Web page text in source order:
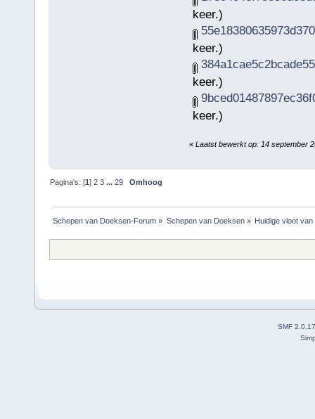
keer.)
keer.)
keer.)
keer.)
« Laatst bewerkt op: 14 september
Pagina's: [1]2 3 ...29 Omhoog
Schepen van Doeksen-Forum » Schepen van Doeksen» Huidige vloot
SMF 2.0.17